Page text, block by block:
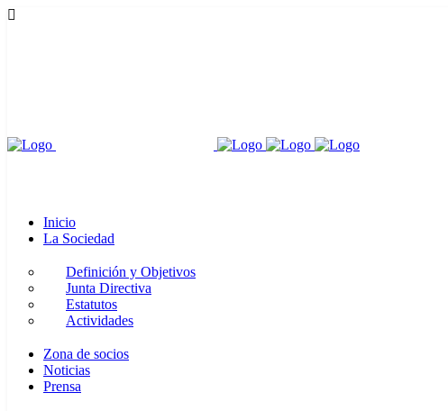
Inicio
La Sociedad
Definición y Objetivos
Junta Directiva
Estatutos
Actividades
Zona de socios
Noticias
Prensa